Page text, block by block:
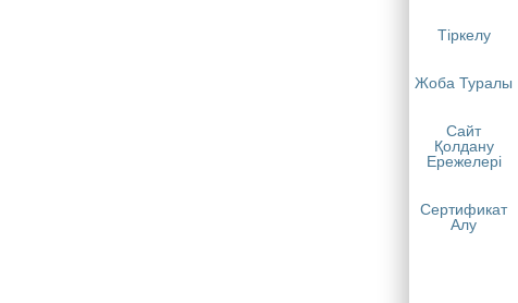
Тіркелу
Жоба Туралы
Сайт
Қолдану
Ережелері
Сертификат
Алу